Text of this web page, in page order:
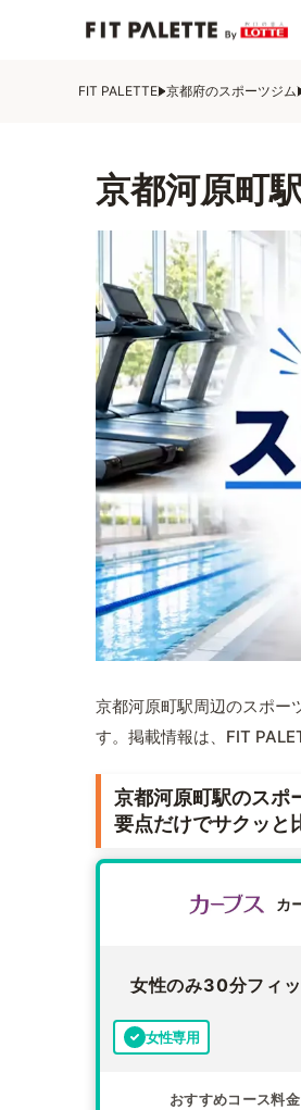
FIT PALETTE 京都府のスポーツジム
京都河原町
京都河原町駅周辺のスポー
す。掲載情報は、FIT
京都河原町駅のスポ
要点だけでサクッと
カ
女性のみ30分フィ
女性専用
おすすめコース料金